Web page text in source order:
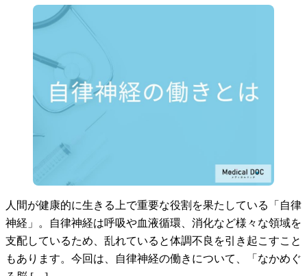
人間が健康的に生きる上で重要な役割を果たしている「自律
神経」。自律神経は呼吸や血液循環、消化など様々な領域を
支配しているため、乱れていると体調不良を引き起こすこと
もあります。今回は、自律神経の働きについて、「なかめぐ